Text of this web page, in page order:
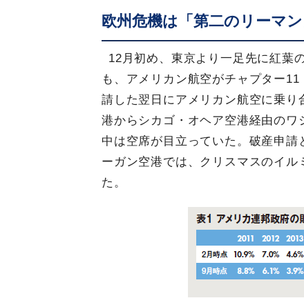
欧州危機は「第二のリーマ
12月初め、東京より一足先に紅葉
も、アメリカン航空がチャプター
請した翌日にアメリカン航空に乗
港からシカゴ・オヘア空港経由の
中は空席が目立っていた。破産申
ーガン空港では、クリスマスのイ
た。